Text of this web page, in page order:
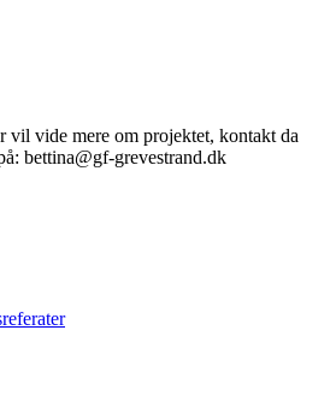
vil vide mere om projektet, kontakt da
bettina@gf-grevestrand.dk